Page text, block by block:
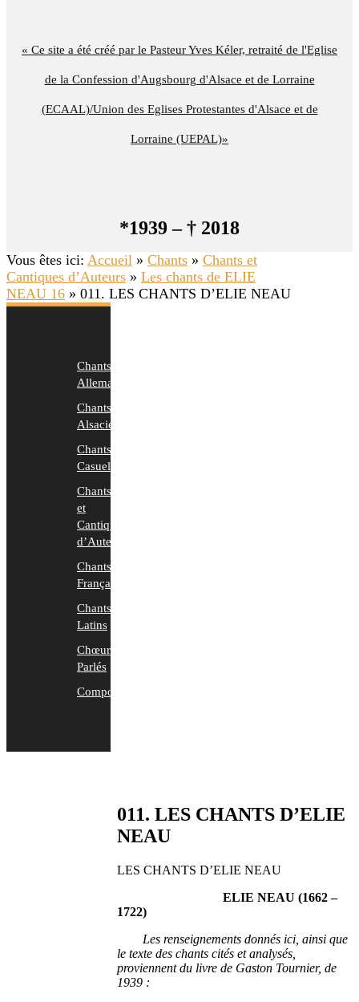
« Ce site a été créé par le Pasteur Yves Kéler, retraité de l'Eglise
de la Confession d'Augsbourg d'Alsace et de Lorraine
(ECAAL)/Union des Eglises Protestantes d'Alsace et de
Lorraine (UEPAL)»
*1939 – † 2018
011. LES CHANTS D’ELIE
NEAU
LES CHANTS D’ELIE NEAU
ELIE NEAU (1662 –
1722)
Les renseignements donnés ici, ainsi que
le texte des chants cités et analysés,
proviennent du livre de Gaston Tournier, de
1939 :
Vous êtes ici: Accueil » Chants » Chants et
Cantiques d’Auteurs » Les chants de ELIE
NEAU 16 » 011. LES CHANTS D’ELIE NEAU
Chants
Allemands
Chants
Alsaciens
Chants
Casuels
Chants
et
Cantiques
d’Auteurs
Chants
Français
Chants
Latins
Chœurs
Parlés
Compositions